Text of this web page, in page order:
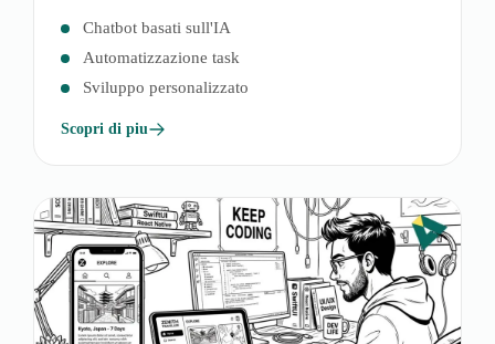
Chatbot basati sull'IA
Automatizzazione task
Sviluppo personalizzato
Scopri di piu